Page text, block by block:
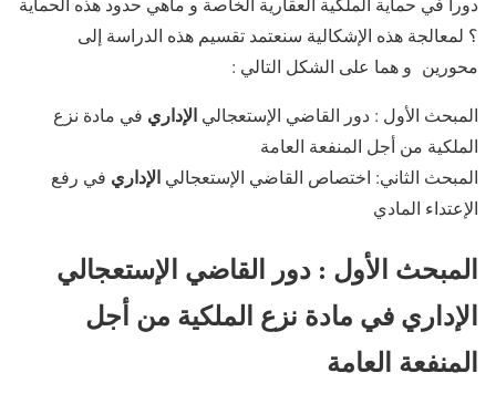
؟ لمعالجة هذه الإشكالية سنعتمد تقسيم هذه الدراسة إلى
محورين و هما على الشكل التالي :
المبحث الأول : دور القاضي الإستعجالي الإداري في مادة نزع
الملكية من أجل المنفعة العامة
المبحث الثاني: اختصاص القاضي الإستعجالي الإداري في رفع
الإعتداء المادي
المبحث الأول : دور القاضي الإستعجالي
الإداري في مادة نزع الملكية من أجل
المنفعة العامة